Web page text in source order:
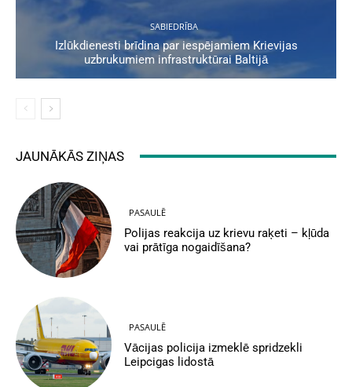
SABIEDRĪBA
Izlūkdienesti brīdina par iespējamiem Krievijas
uzbrukumiem infrastruktūrai Baltijā
JAUNĀKĀS ZIŅAS
PASAULĒ
Polijas reakcija uz krievu raķeti – kļūda
vai prātīga nogaidīšana?
PASAULĒ
Vācijas policija izmeklē spridzekli
Leipcigas lidostā